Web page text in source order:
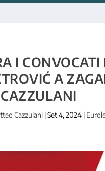
I
A
CAZZULANI
Cazzulani|Set 4, 2024|